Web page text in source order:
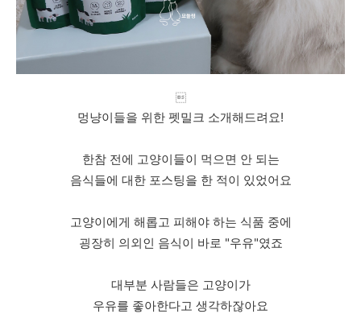

멍냥이들을 위한 펫밀크 소개해드려요!
한참 전에 고양이들이 먹으면 안 되는
음식들에 대한 포스팅을 한 적이 있었어요
고양이에게 해롭고 피해야 하는 식품 중에
굉장히 의외인 음식이 바로 "우유"였죠
대부분 사람들은 고양이가
우유를 좋아한다고 생각하잖아요